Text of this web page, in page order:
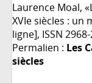
Laurence Moal,
XVIe siècles : un
ligne], ISSN
Permalien : Les
siècles